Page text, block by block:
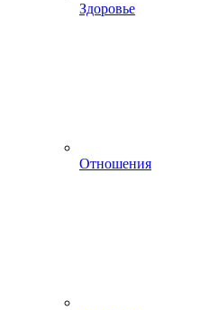
Здоровье
Отношения